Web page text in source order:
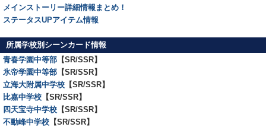
メインストーリー詳細情報まとめ！
ステータスUPアイテム情報
所属学校別シーンカード情報
青春学園中等部 【SR/SSR】
氷帝学園中等部 【SR/SSR】
立海大附属中学校 【SR/SSR】
比嘉中学校 【SR/SSR】
四天宝寺中学校 【SR/SSR】
不動峰中学校 【SR/SSR】